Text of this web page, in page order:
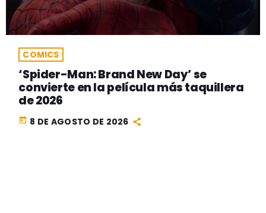
COMICS
‘Spider-Man: Brand New Day’ se
convierte en la película más taquillera
de 2026
today 8 DE AGOSTO DE 2026